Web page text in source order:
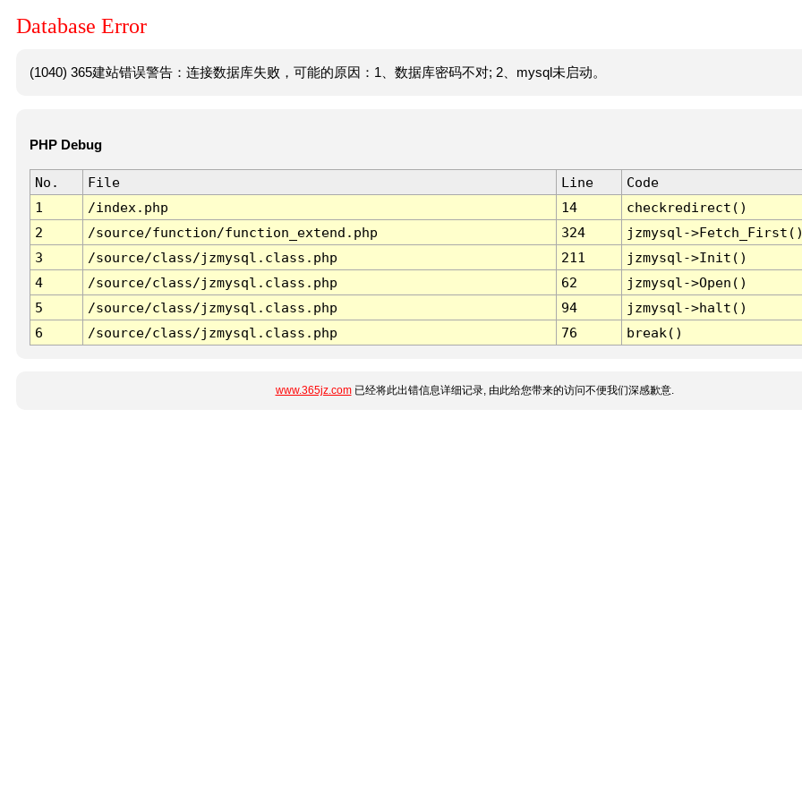
Database Error
(1040) 365建站错误警告：连接数据库失败，可能的原因：1、数据库密码不对; 2、mysql未启动。
PHP Debug
No. File Line
Code
1
/index.php 14
checkredirect()
2
/source/function/function_extend.php 324
jzmysql-
3
/source/class/jzmysql.class.php 211
jzmysql->Init()
4
/source/class/jzmysql.class.php 62
jzmysql->Open()
5
/source/class/jzmysql.class.php 94
jzmysql->halt()
6
/source/class/jzmysql.class.php 76 break()
www.365jz.com已经将此出错信息详细记录, 由此给您带来的访问不便我们深感歉意.